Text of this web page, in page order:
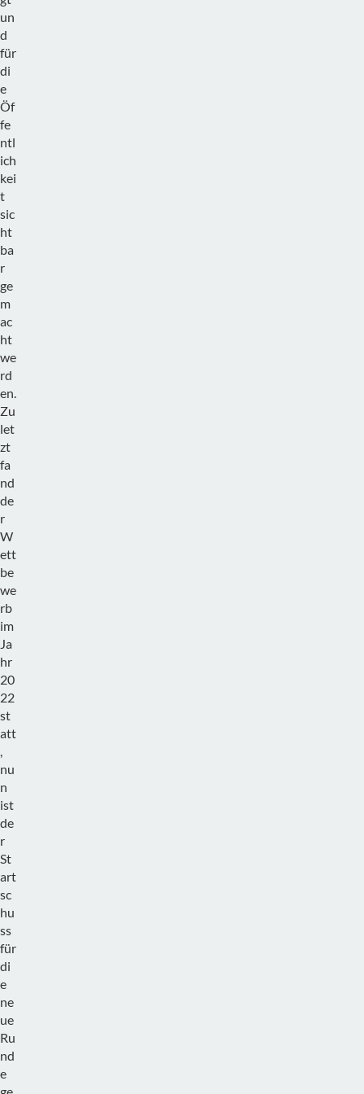
un
d
für
di
e
Öf
fe
ntl
ich
kei
t
sic
ht
ba
r
ge
m
ac
ht
we
rd
en.
Zu
let
zt
fa
nd
de
r
W
ett
be
we
rb
im
Ja
hr
20
22
st
att
,
nu
n
ist
de
r
St
art
sc
hu
ss
für
di
e
ne
ue
Ru
nd
e